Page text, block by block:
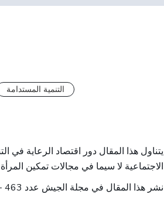
التنمية المستدامة
يتناول هذا المقال دور اقتصاد الرعاية في
الاجتماعية لا سيما في مجالات تمكين
نشر هذا المقال في مجلة الجيش عدد 463 - تشرين الثاني/كانون الأول 2024 - ص 84-88.